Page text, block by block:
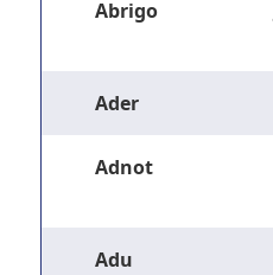
Abrigo
Ader
Adnot
Adu